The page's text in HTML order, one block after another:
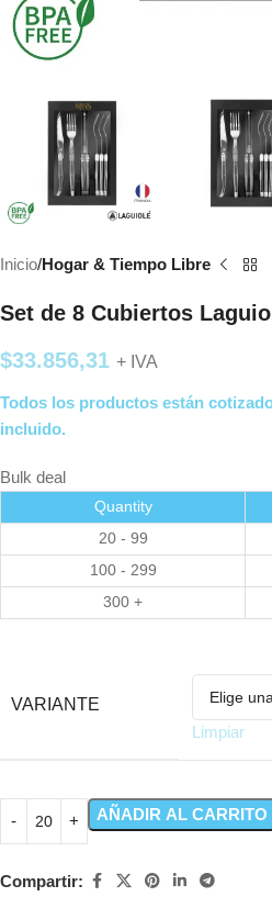
Inicio Hogar & Tiempo Libre
Set de 8 Cubiertos
$33.856,31 + IVA
Todos los productos están
incluido.
Bulk deal
Quantity
20 - 99
100 - 299
300 +
VARIANTE
Limpiar
AÑADIR AL CARRITO
Compartir: